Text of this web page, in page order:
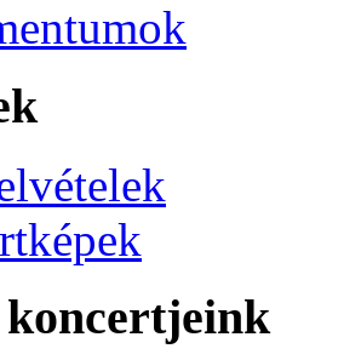
koncertjeink